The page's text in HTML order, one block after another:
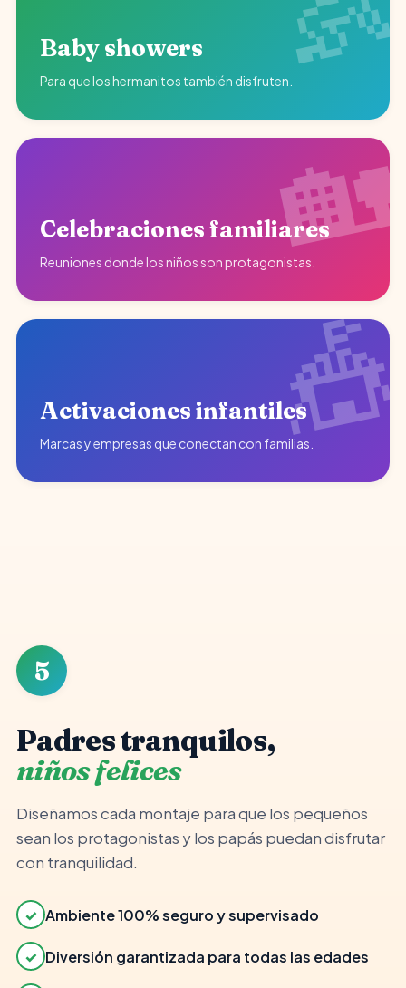
Baby showers
Para que los hermanitos también disfruten.
Celebraciones familiares
Reuniones donde los niños son protagonistas.
Activaciones infantiles
Marcas y empresas que conectan con familias.
👨‍👩‍👧
✓
5
Padres tranquilos,
niños felices
Diseñamos cada montaje para que los pequeños
sean los protagonistas y los papás puedan disfrutar
con tranquilidad.
✓ Ambiente 100% seguro y supervisado
✓ Diversión garantizada para todas las edades